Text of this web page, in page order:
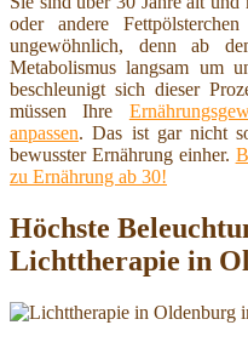
oder andere
ungewöhnlich, denn ab
Metabolismus langsam um
beschleunigt sich dieser
müssen Ihre
anpassen. Das ist gar nicht
bewusster Ernährung einher.
zu Ernährung ab 30!
Höchste
Lichttherapie in